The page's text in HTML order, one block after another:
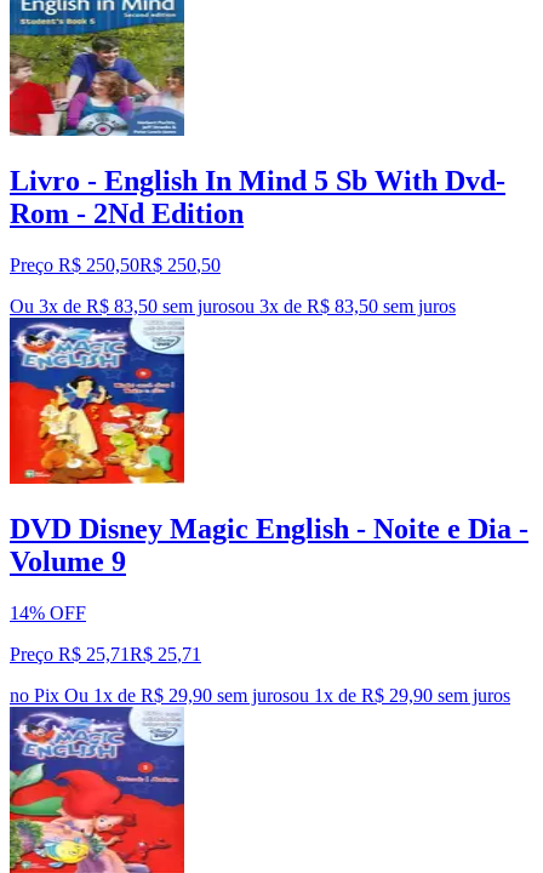
Livro - English In Mind 5 Sb With Dvd-
Rom - 2Nd Edition
Preço R$ 250,50R$ 250,50
Ou 3x de R$ 83,50 sem jurosou 3x de R$ 83,50 sem juros
DVD Disney Magic English - Noite e Dia -
Volume 9
14% OFF
Preço R$ 25,71R$ 25,71
no Pix Ou 1x de R$ 29,90 sem jurosou 1x de R$ 29,90 sem juros